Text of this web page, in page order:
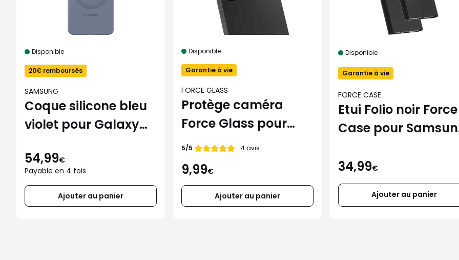
Disponible
20€ remboursés
SAMSUNG
Coque silicone bleu
violet pour Galaxy
54,99€
Payable en 4 fois
Ajouter au panier
Disponible
Garantie à vie
FORCE GLASS
Protège caméra
Force Glass pour
Galaxy S26 Ultra
Note de
5/5 4 avis
9,99€
Ajouter au panier
Disponible
Garantie à vie
FORCE CASE
Etui Folio noir Force
Case pour
34,99€
Ajouter au panier